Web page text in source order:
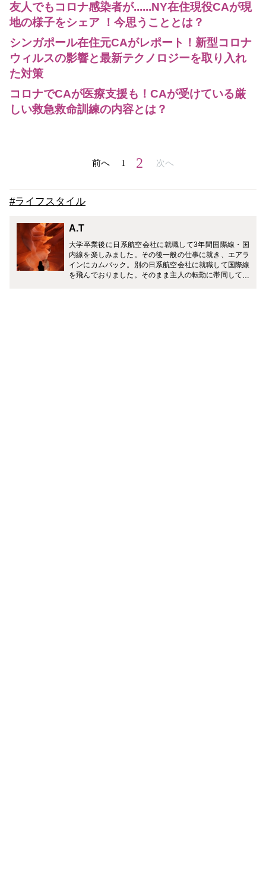
友人でもコロナ感染者が......NY在住現役CAが現
地の様子をシェア ！今思うこととは？
シンガポール在住元CAがレポート！新型コロナ
ウィルスの影響と最新テクノロジーを取り入れ
た対策
コロナでCAが医療支援も！CAが受けている厳
しい救急救命訓練の内容とは？
前へ 1 2 次へ
#ライフスタイル
A.T
大学卒業後に日系航空会社に就職して3年間国際線・国
内線を楽しみました。その後一般の仕事に就き、エアラ
インにカムバック。別の日系航空会社に就職して国際線
を飛んでおりました。そのまま主人の転勤に帯同して現